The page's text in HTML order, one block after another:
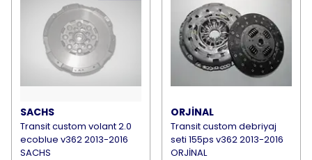
SACHS
Transit custom volant 2.0
ecoblue v362 2013-2016
SACHS
ORJİNAL
Transit custom debriyaj
seti 155ps v362 2013-2016
ORJİNAL